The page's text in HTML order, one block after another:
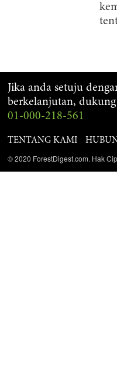
Jika anda setuju
berkelanjutan,
01-000-218-561
TENTANG KAMI
© 2020 ForestDigest.com. Hak